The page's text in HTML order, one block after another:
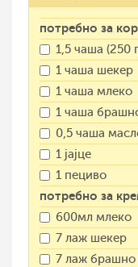
потребно за
1,5 чаша (250
1 чаша шекер
1 чаша млеко
1 чаша
0,5 чаша
1 јајце
1 пециво
потребно за
600мл млеко
7 лаж шекер
7 лаж брашно